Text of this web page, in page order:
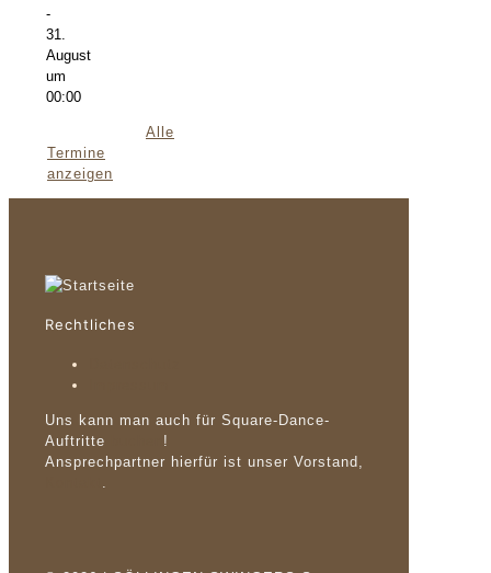
-
31.
August
um
00:00
Alle
Termine
anzeigen
Rechtliches
Uns kann man auch für Square-Dance-
Auftritte
!
Ansprechpartner hierfür ist unser Vorstand,
.